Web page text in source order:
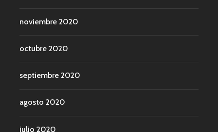
noviembre 2020
octubre 2020
septiembre 2020
agosto 2020
julio 2020